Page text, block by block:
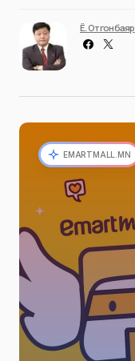
Ё. Отгонбаяр
EMARTMALL.MN